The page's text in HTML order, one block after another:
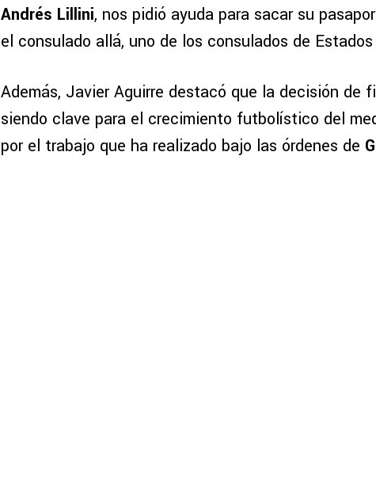
Andrés Lillini, nos pidió ayuda para sacar su
el consulado allá, uno de los consulados de
Además, Javier Aguirre destacó que la decisión de
siendo clave para el crecimiento futbolístico del
por el trabajo que ha realizado bajo las órdenes de